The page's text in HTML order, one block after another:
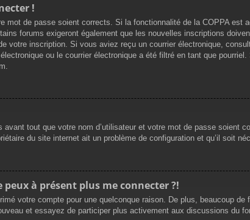
!
mot de passe soient corrects. Si la fonctionnalité de la COPPA
forums exigeront également que les nouvelles inscriptions
votre inscription. Si vous aviez reçu un courrier électronique,
ou le courrier électronique a été filtré en tant que
tout que votre nom d’utilisateur et votre mot de passe
du site internet ait un problème de configuration et qu’il soit
peux à présent plus me connecter ?!
votre compte pour une quelconque raison. De plus, beaucoup
et essayez de participer plus activement aux discussions du